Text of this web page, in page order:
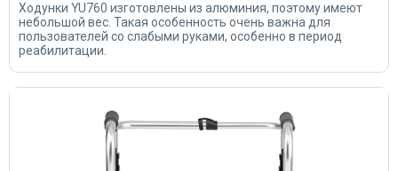
Ходунки YU760 изготовлены из алюминия, поэтому имеют
небольшой вес. Такая особенность очень важна для
пользователей со слабыми руками, особенно в период
реабилитации.